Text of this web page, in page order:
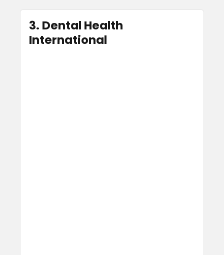
3. Dental Health
International